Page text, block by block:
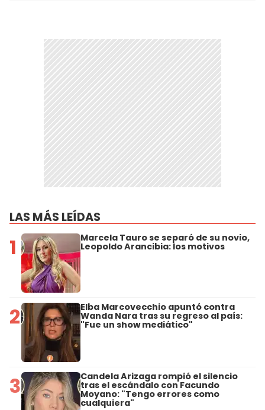
LAS MÁS LEÍDAS
1 Marcela Tauro se separó de su novio,
Leopoldo Arancibia: los motivos
2 Elba Marcovecchio apuntó contra
Wanda Nara tras su regreso al país:
"Fue un show mediático"
3 Candela Arizaga rompió el silencio
tras el escándalo con Facundo
Moyano: "Tengo errores como
cualquiera"